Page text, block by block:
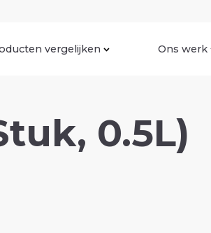
vergelijken Ons werk
0.5L)